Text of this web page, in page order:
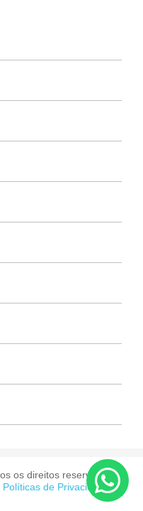
os direitos reservados.
Políticas de Privacidade